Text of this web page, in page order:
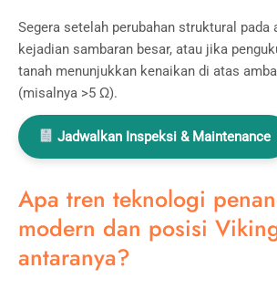
Segera setelah perubahan struktural pada
kejadian sambaran besar, atau jika
tanah menunjukkan kenaikan di atas
(misalnya >5 Ω).
Jadwalkan Inspeksi & Maintenance
Apa tren teknologi
modern dan posisi
antaranya?